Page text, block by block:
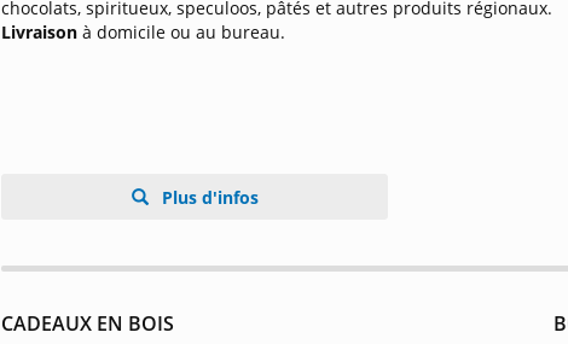
chocolats, spiritueux, speculoos, pâtés et autres produits régionaux.
Livraisonà domicile ou au bureau.
Plus d'infos
CADEAUX EN BOIS